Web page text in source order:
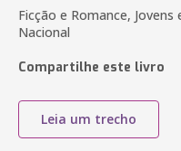
Ficção e Romance,
Nacional
Compartilhe este livro
Leia um trecho